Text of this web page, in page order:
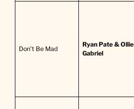
Don’t Be Mad
Ryan Pate & Ollie
Gabriel